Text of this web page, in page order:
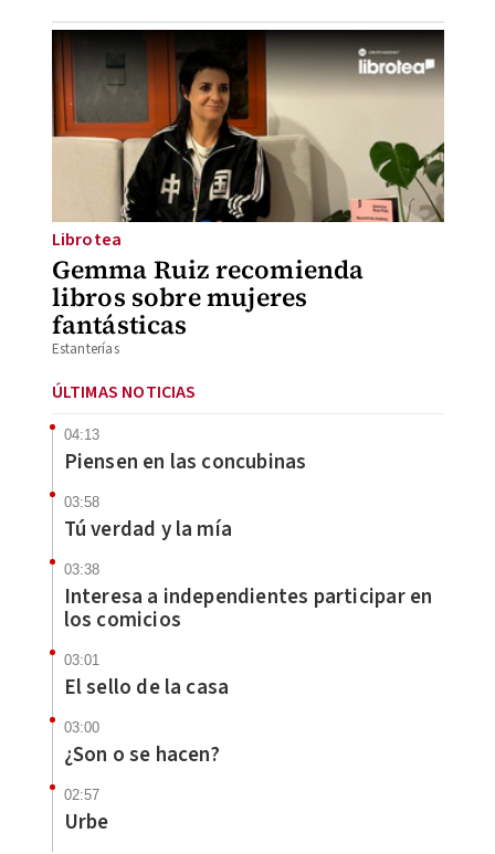
Gemma Ruiz recomienda
libros sobre mujeres
fantásticas
Librotea
Estanterías
ÚLTIMAS NOTICIAS
04:13
Piensen en las concubinas
03:58
Tú verdad y la mía
03:38
Interesa a independientes participar en
los comicios
03:01
El sello de la casa
03:00
¿Son o se hacen?
02:57
Urbe